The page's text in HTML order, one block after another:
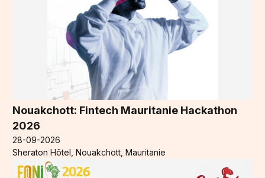
Nouakchott: Fintech Mauritanie Hackathon
2026
28-09-2026
Sheraton Hôtel, Nouakchott, Mauritanie